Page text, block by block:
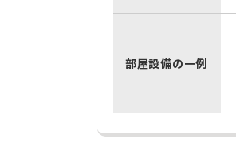
部屋設備の一例